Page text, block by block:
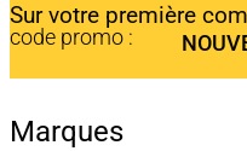
Sur votre première
code promo :
Marques